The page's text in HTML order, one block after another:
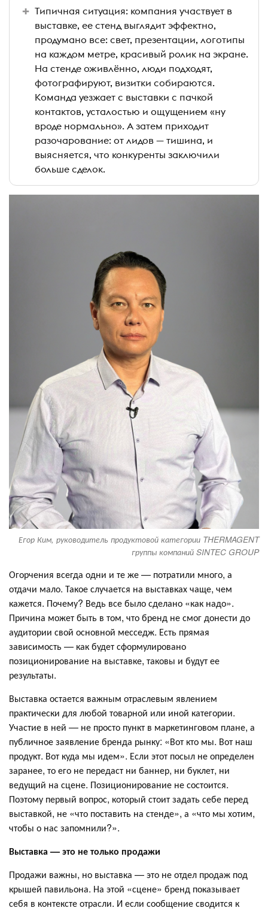
Типичная ситуация: компания участвует в
выставке, ее стенд выглядит эффектно,
продумано все: свет, презентации, логотипы
на каждом метре, красивый ролик на экране.
На стенде оживлённо, люди подходят,
фотографируют, визитки собираются.
Команда уезжает с выставки с пачкой
контактов, усталостью и ощущением «ну
вроде нормально». А затем приходит
разочарование: от лидов — тишина, и
выясняется, что конкуренты заключили
больше сделок.
Егор Ким, руководитель продуктовой категории THERMAGENT
группы компаний SINTEC GROUP
Огорчения всегда одни и те же — потратили много, а
отдачи мало. Такое случается на выставках чаще, чем
кажется. Почему? Ведь все было сделано «как надо».
Причина может быть в том, что бренд не смог донести до
аудитории свой основной месседж. Есть прямая
зависимость — как будет сформулировано
позиционирование на выставке, таковы и будут ее
результаты.
Выставка остается важным отраслевым явлением
практически для любой товарной или иной категории.
Участие в ней — не просто пункт в маркетинговом плане, а
публичное заявление бренда рынку: «Вот кто мы. Вот наш
продукт. Вот куда мы идем». Если этот посыл не определен
заранее, то его не передаст ни баннер, ни буклет, ни
ведущий на сцене. Позиционирование не состоится.
Поэтому первый вопрос, который стоит задать себе перед
выставкой, не «что поставить на стенде», а «что мы хотим,
чтобы о нас запомнили?».
Выставка — это не только продажи
Продажи важны, но выставка — это не отдел продаж под
крышей павильона. На этой «сцене» бренд показывает
себя в контексте отрасли. И если сообщение сводится к